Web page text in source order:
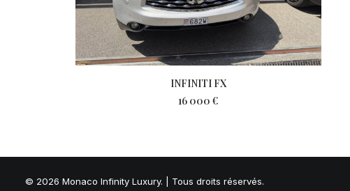
LIRE LA SUITE
INFINITI FX
16 000 €
© 2026 Monaco Infinity Luxury. | Tous droits réservés.